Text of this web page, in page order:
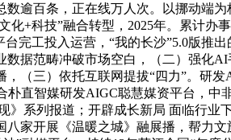
逾百条，正在线万人次。以挪动端
化+科技”融合转型，2025年。累计
完工投入运营，“我的长沙”5.0版推
据范畴冲破市场空白，（二）强化
（三）依托互联网提拔“四力”。研
直智媒研发AIGC聪慧媒资平台，
》系列报道；开辟成长新局 面临行
家开展《温暖之城》融展播，帮力